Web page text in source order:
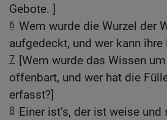
Gebote. ]
6 Wem wurde die Wurzel der
aufgedeckt, und wer kann ihre
7 [Wem wurde das Wissen
offenbart, und wer hat die
erfasst?]
8 Einer ist’s, der ist weise und